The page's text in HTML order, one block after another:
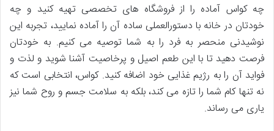
چه کواس آماده را از فروشگاه های تخصصی تهیه کنید و چه
خودتان در خانه با دستورالعملی ساده آن را آماده نمایید، تجربه این
نوشیدنی منحصر به فرد را به شما توصیه می کنیم. به خودتان
فرصت دهید تا با این طعم اصیل و پرخاصیت آشنا شوید و لذت و
فواید آن را به رژیم غذایی خود اضافه کنید. کواس، انتخابی است که
نه تنها کام شما را تازه می کند، بلکه به سلامت جسم و روح شما نیز
یاری می رساند.